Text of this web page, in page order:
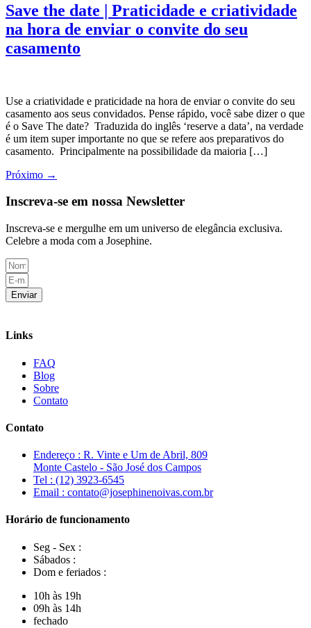
Save the date | Praticidade e criatividade
na hora de enviar o convite do seu
casamento
Use a criatividade e praticidade na hora de enviar o convite do seu
casamento aos seus convidados. Pense rápido, você sabe dizer o que
é o Save The date? Traduzida do inglês ‘reserve a data’, na verdade
é um item super importante no que se refere aos preparativos do
casamento. Principalmente na possibilidade da maioria […]
Próximo →
Inscreva-se em nossa Newsletter
Inscreva-se e mergulhe em um universo de elegância exclusiva.
Celebre a moda com a Josephine.
Enviar
Links
FAQ
Blog
Sobre
Contato
Contato
Endereço : R. Vinte e Um de Abril, 809
Monte Castelo - São José dos Campos
Tel : (12) 3923-6545
Email : contato@josephinenoivas.com.br
Horário de funcionamento
Seg - Sex :
Sábados :
Dom e feriados :
10h às 19h
09h às 14h
fechado